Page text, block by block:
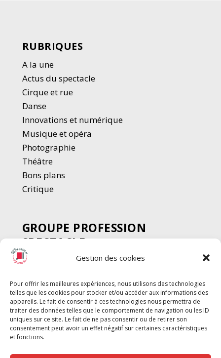
Gestion des cookies
Pour offrir les meilleures expériences, nous utilisons des technologies
telles que les cookies pour stocker et/ou accéder aux informations des
appareils. Le fait de consentir à ces technologies nous permettra de
traiter des données telles que le comportement de navigation ou les ID
uniques sur ce site. Le fait de ne pas consentir ou de retirer son
consentement peut avoir un effet négatif sur certaines caractéristiques
et fonctions.
RUBRIQUES
A la une
Actus du spectacle
Cirque et rue
Danse
Innovations et numérique
Musique et opéra
Photographie
Théâtre
Bons plans
Critique
GROUPE PROFESSION
SPECTACLE
Chèque Intermittents
Chèque Compta
Chèque Emploi Spectacle
G-Pods
Profession Audio-visuel